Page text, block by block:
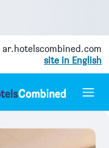
ar.hotelscombined.com
site in English